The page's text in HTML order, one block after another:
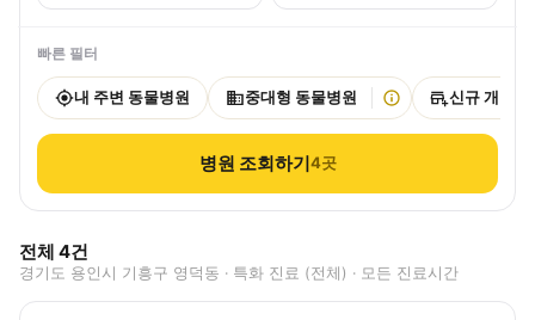
빠른 필터
내 주변 동물병원 중대형 동물병원 신규 개원
병원 조회하기4곳
전체 4건
경기도 용인시 기흥구 영덕동 · 특화 진료 (전체) · 모든 진료시간